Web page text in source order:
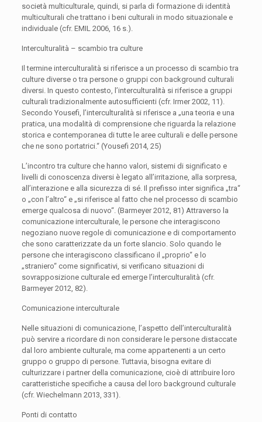
società multiculturale, quindi, si parla di formazione di identità
multiculturali che trattano i beni culturali in modo situazionale e
individuale (cfr. EMIL 2006, 16 s.).
Interculturalità – scambio tra culture
Il termine interculturalità si riferisce a un processo di scambio tra
culture diverse o tra persone o gruppi con background culturali
diversi. In questo contesto, l’interculturalità si riferisce a gruppi
culturali tradizionalmente autosufficienti (cfr. Irmer 2002, 11).
Secondo Yousefi, l’interculturalità si riferisce a „una teoria e una
pratica, una modalità di comprensione che riguarda la relazione
storica e contemporanea di tutte le aree culturali e delle persone
che ne sono portatrici.“ (Yousefi 2014, 25)
L’incontro tra culture che hanno valori, sistemi di significato e
livelli di conoscenza diversi è legato all’irritazione, alla sorpresa,
all’interazione e alla sicurezza di sé. Il prefisso inter significa „tra“
o „con l’altro“ e „si riferisce al fatto che nel processo di scambio
emerge qualcosa di nuovo“. (Barmeyer 2012, 81) Attraverso la
comunicazione interculturale, le persone che interagiscono
negoziano nuove regole di comunicazione e di comportamento
che sono caratterizzate da un forte slancio. Solo quando le
persone che interagiscono classificano il „proprio“ e lo
„straniero“ come significativi, si verificano situazioni di
sovrapposizione culturale ed emerge l’interculturalità (cfr.
Barmeyer 2012, 82).
Comunicazione interculturale
Nelle situazioni di comunicazione, l’aspetto dell’interculturalità
può servire a ricordare di non considerare le persone distaccate
dal loro ambiente culturale, ma come appartenenti a un certo
gruppo o gruppo di persone. Tuttavia, bisogna evitare di
culturizzare i partner della comunicazione, cioè di attribuire loro
caratteristiche specifiche a causa del loro background culturale
(cfr. Wiechelmann 2013, 331).
Ponti di contatto